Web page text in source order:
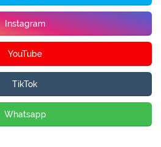
Instagram
YouTube
TikTok
Whatsapp